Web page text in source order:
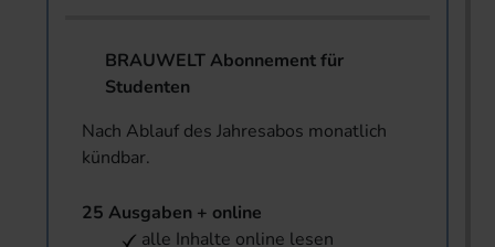
BRAUWELT Abonnement für
Studenten
Nach Ablauf des Jahresabos monatlich
kündbar.
25 Ausgaben + online
alle Inhalte online lesen